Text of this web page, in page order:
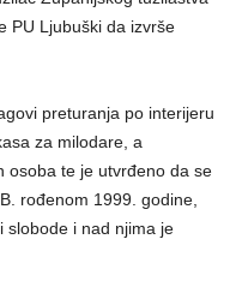
PU Ljubuški da izvrše
preturanja po interijeru
za milodare, a
osoba te je utvrđeno da se
rođenom 1999. godine,
slobode i nad njima je